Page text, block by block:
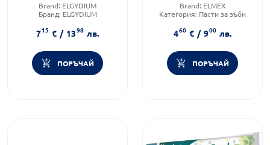
Brand: ELGYDIUM
Бранд: ELGYDIUM
715 € / 1398 лв.
ПОРЪЧАЙ
Brand: ELMEX
Категория: Пасти за зъби
460 € / 900 лв.
ПОРЪЧАЙ